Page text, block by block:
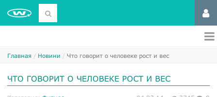
Главная Новини Что говорит о человеке рост и вес
ЧТО ГОВОРИТ О ЧЕЛОВЕКЕ РОСТ И ВЕС